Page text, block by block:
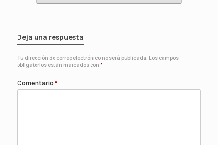
Deja una respuesta
Tu dirección de correo electrónico no será publicada. Los campos
obligatorios están marcados con *
Comentario *